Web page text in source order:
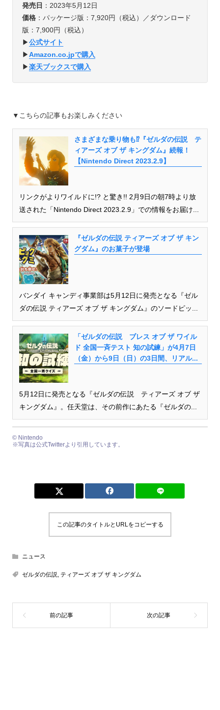
発売日 ：2023年5月12日
価格：パッケージ版：7,920円（税込）／ダウンロード
版：7,900円（税込）
▶︎公式サイト
▶︎Amazon.co.jpで購入
▶︎楽天ブックスで購入
▼こちらの記事もお楽しみください
さまざまな乗り物も⁉︎『ゼルダの伝説 テ
ィアーズ オブ ザ キングダム』続報！
【Nintendo Direct 2023.2.9】
リンクがよりワイルドに!? と驚き!! 2月9日の朝7時より放
送された「Nintendo Direct 2023.2.9」での情報をお届け...
『ゼルダの伝説 ティアーズ オブ ザ キン
グダム』のお菓子が登場
バンダイ キャンディ事業部は5月12日に発売となる『ゼル
ダの伝説 ティアーズ オブ ザ キングダム』のソードピッ...
「ゼルダの伝説 ブレス オブ ザ ワイル
ド 全国一斉テスト 知の試練」が4月7日
（金）から9日（日）の3日間、リアル...
5月12日に発売となる『ゼルダの伝説 ティアーズ オブ ザ
キングダム』。任天堂は、その前作にあたる『ゼルダの...
© Nintendo
※写真は公式Twitterより引用しています。
この記事のタイトルとURLをコピーする
ニュース
ゼルダの伝説, ティアーズ オブ ザ キングダム